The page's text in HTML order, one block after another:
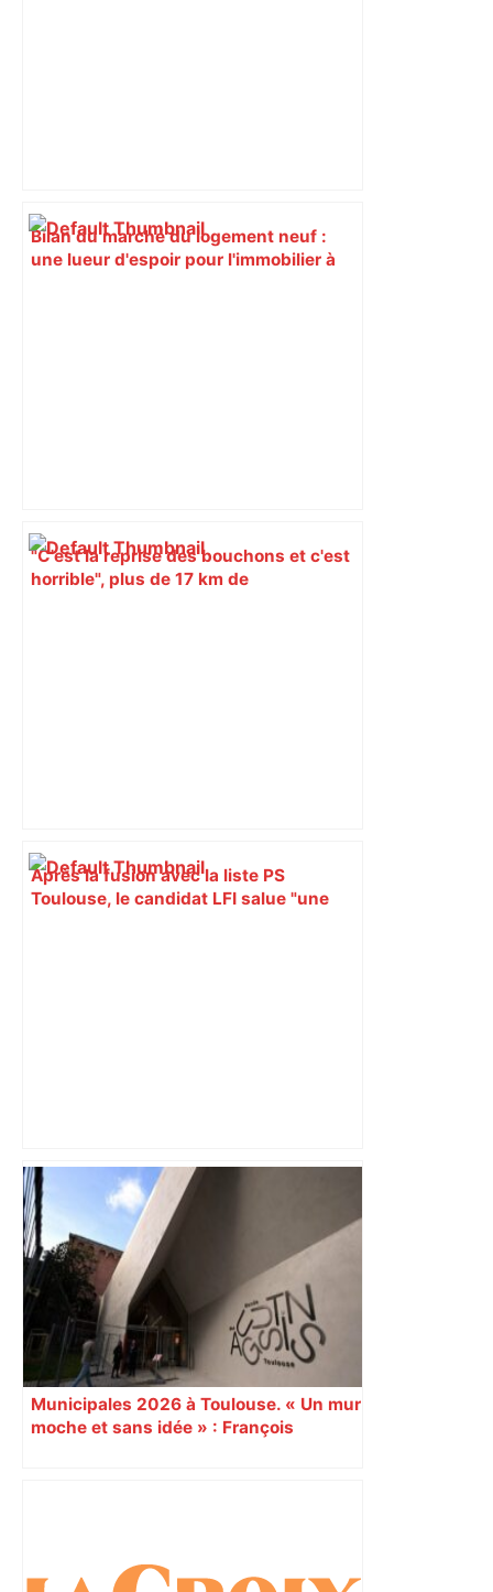
Bilan du marché du logement neuf :
une lueur d'espoir pour l'immobilier à
"C'est la reprise des bouchons et c'est
horrible", plus de 17 km de
Après la fusion avec la liste PS
Toulouse, le candidat LFI salue "une
Alliance PS/LFI à Toulouse : Marc
Sztulman claque la porte – RMC
Municipales 2026 à Toulouse. « Un mur
moche et sans idée » : François